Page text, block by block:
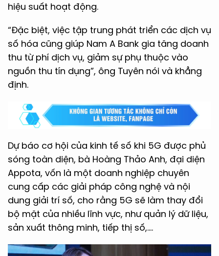
hiệu suất hoạt động.
“Đặc biệt, việc tập trung phát triển các dịch vụ
số hóa cũng giúp Nam A Bank gia tăng doanh
thu từ phí dịch vụ, giảm sự phụ thuộc vào
nguồn thu tín dụng”, ông Tuyên nói và khẳng
định.
Dự báo cơ hội của kinh tế số khi 5G được phủ
sóng toàn diện, bà Hoàng Thảo Anh, đại diện
Appota, vốn là một doanh nghiệp chuyên
cung cấp các giải pháp công nghệ và nội
dung giải trí số, cho rằng 5G sẽ làm thay đổi
bộ mặt của nhiều lĩnh vực, như quản lý dữ liệu,
sản xuất thông minh, tiếp thị số,....